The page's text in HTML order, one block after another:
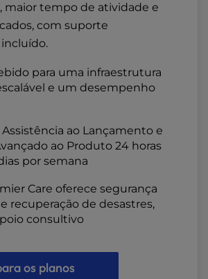
maior tempo de atividade e
com suporte
para uma infraestrutura
e um desempenho
ao Lançamento e
ao Produto 24 horas
por semana
Care oferece segurança
recuperação de desastres,
consultivo
os planos